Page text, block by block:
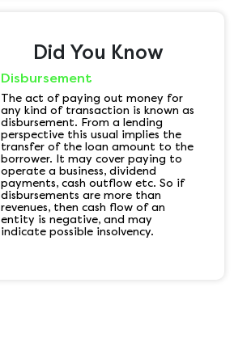
Did You Know
Disbursement
The act of paying out money for
any kind of transaction is known as
disbursement. From a lending
perspective this usual implies the
transfer of the loan amount to the
borrower. It may cover paying to
operate a business, dividend
payments, cash outflow etc. So if
disbursements are more than
revenues, then cash flow of an
entity is negative, and may
indicate possible insolvency.